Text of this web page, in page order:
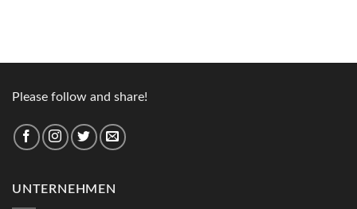
Please follow and share!
UNTERNEHMEN